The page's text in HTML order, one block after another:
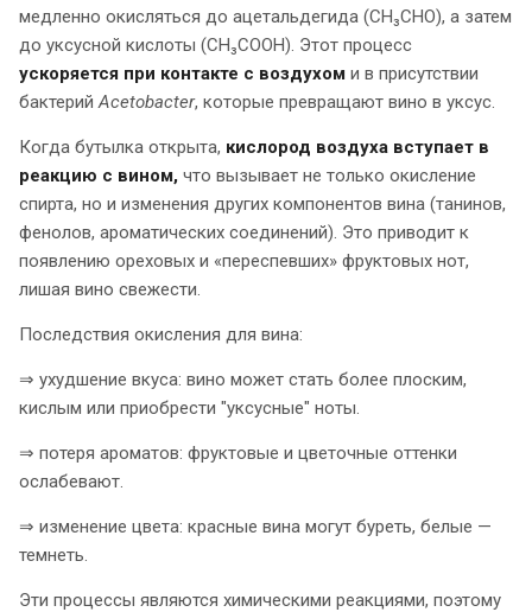
медленно окисляться до ацетальдегида (CH₃CHO), а затем
до уксусной кислоты (CH₃COOH). Этот процесс
ускоряется при контакте с воздухом и в присутствии
бактерий Acetobacter, которые превращают вино в уксус.
Когда бутылка открыта, кислород воздуха вступает в
реакцию с вином, что вызывает не только окисление
спирта, но и изменения других компонентов вина (танинов,
фенолов, ароматических соединений). Это приводит к
появлению ореховых и «переспевших» фруктовых нот,
лишая вино свежести.
Последствия окисления для вина:
⇒ ухудшение вкуса: вино может стать более плоским,
кислым или приобрести "уксусные" ноты.
⇒ потеря ароматов: фруктовые и цветочные оттенки
ослабевают.
⇒ изменение цвета: красные вина могут буреть, белые —
темнеть.
Эти процессы являются химическими реакциями, поэтому